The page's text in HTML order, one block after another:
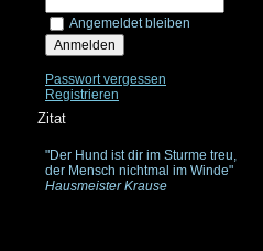
Angemeldet bleiben
Passwort vergessen
Registrieren
Zitat
"Der Hund ist dir im Sturme treu,
der Mensch nichtmal im Winde"
Hausmeister Krause